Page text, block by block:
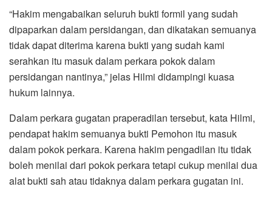
“Hakim mengabaikan seluruh bukti formil yang sudah
dipaparkan dalam persidangan, dan dikatakan semuanya
tidak dapat diterima karena bukti yang sudah kami
serahkan itu masuk dalam perkara pokok dalam
persidangan nantinya,” jelas Hilmi didampingi kuasa
hukum lainnya.
Dalam perkara gugatan praperadilan tersebut, kata Hilmi,
pendapat hakim semuanya bukti Pemohon itu masuk
dalam pokok perkara. Karena hakim pengadilan itu tidak
boleh menilai dari pokok perkara tetapi cukup menilai dua
alat bukti sah atau tidaknya dalam perkara gugatan ini.